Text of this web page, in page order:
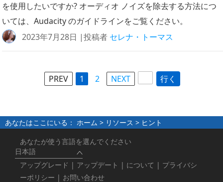
を使用したいですか? オーディオ ノイズを除去する方法につ
いては、Audacity のガイドラインをご覧ください。
2023年7月28日 |投稿者 セレナ・トーマス
PREV 1 2 NEXT 行く
あなたはここにいる： ホーム > リソース > ヒント
アップグレード | アップデート | について | プライバシ
ーポリシー | お問い合わせ
あなたが使う言語を選んでください
日本語